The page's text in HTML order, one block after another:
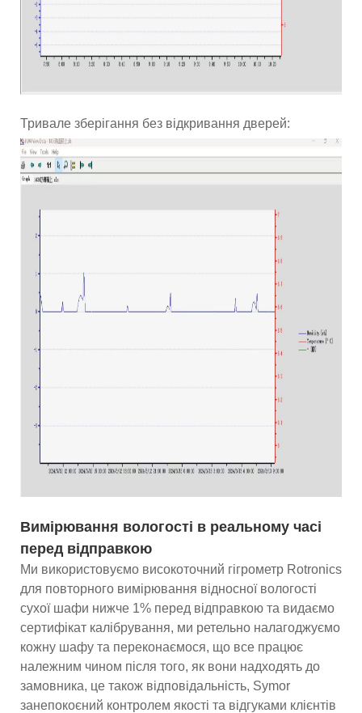
Тривале зберігання без відкривання дверей:
Вимірювання вологості в реальному часі
перед відправкою
Ми використовуємо високоточний гігрометр Rotronics
для повторного вимірювання відносної вологості
сухої шафи нижче 1% перед відправкою та видаємо
сертифікат калібрування, ми ретельно налагоджуємо
кожну шафу та переконаємося, що все працює
належним чином після того, як вони надходять до
замовника, це також відповідальність, Symor
занепокоєний контролем якості та відгуками клієнтів